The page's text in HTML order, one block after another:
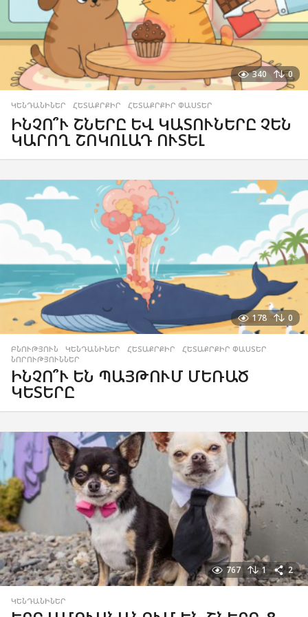
340 0
ԿԵՆԴԱՆԻՆԵՐ ,ՀԵՏԱՔՐՔԻՐ ,ՀԵՏԱՔՐՔԻՐ ՓԱՍՏԵՐ
ԻՆՉՈ՞Ւ ՇՆԵՐԸ ԵՎ ԿԱՏՈՒՆԵՐԸ ՉԵՆ
ԿԱՐՈՂ ՇՈԿՈԼԱԴ ՈՒՏԵԼ
178 0
ԲՆՈՒԹՅՈՒՆ ,ԿԵՆԴԱՆԻՆԵՐ ,ՀԵՏԱՔՐՔԻՐ ,ՀԵՏԱՔՐՔԻՐ ՓԱՍՏԵՐ
ՆՈՐՈՒԹՅՈՒՆՆԵՐ
ԻՆՉՈ՞Ւ ԵՆ ՊԱՅԹՈՒՄ ՄԵՌԱԾ
ԿԵՏԵՐԸ
767 1 2
ԿԵՆԴԱՆԻՆԵՐ